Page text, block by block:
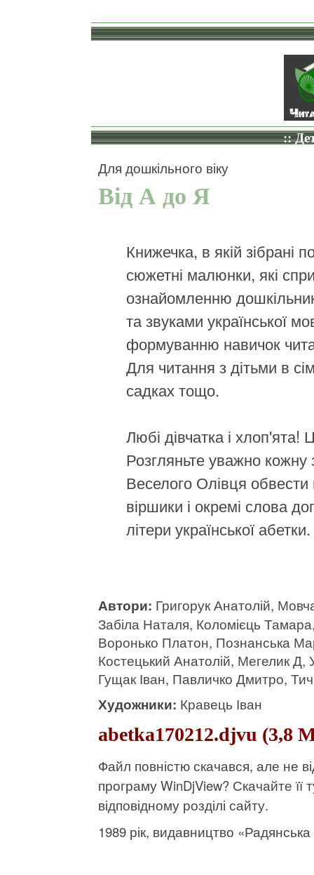
::
Для дошкільного віку
Від А до Я
Книжечка, в якій зібрані
сюжетні малюнки, які
ознайомленню
та звуками української
формуванню навичок
Для читання з дітьми в
садках тощо.
Любі дівчатка і
Розгляньте уважно
Веселого Олівця
віршики і окремі слова
літери української абетки.
Автори: Григорук Анатолій,
Забіла Наталя, Коломієць
Воронько Платон, Познанська
Костецький Анатолій, Мегелик Д,
Гущак Іван, Павличко Дмитро,
Художники: Кравець Іван
abetka170212.djvu (3,8
Файл повністю скачався, але не
програму WinDjView? Скачайте її
відповідному розділі сайту.
1989 рік, видавництво «Радянська